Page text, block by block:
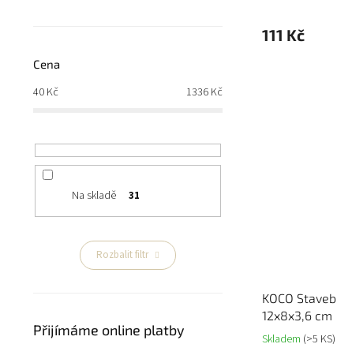
Cena
40 Kč 1336 Kč
Na skladě 31
Rozbalit filtr
Přijímáme online platby
111 Kč
KOCO
12x8x3,6 cm
Skladem (>5 KS)